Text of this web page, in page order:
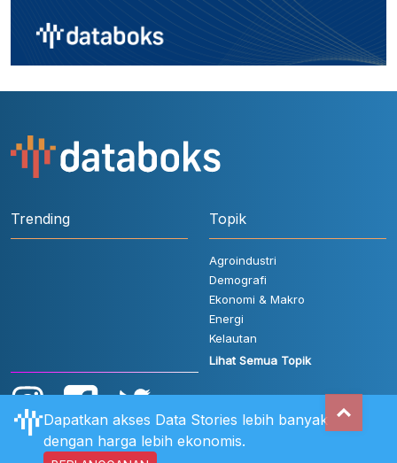
Trending Topik
Agroindustri
Demografi
Ekonomi & Makro
Energi
Kelautan
Lihat Semua Topik
Dapatkan akses Data Stories lebih banyak
dengan harga lebih ekonomis.